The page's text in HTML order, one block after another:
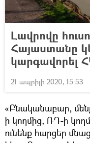
Լավրովը
Հայաստանը
կարգավորել
21 ապրիլի 2020, 15:53
«Բնականաբար,
ի կողմից, ՌԴ-ի
ունենք հարցեր